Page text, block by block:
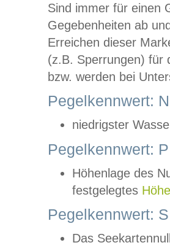
Sind immer für einen
Gegebenheiten ab
Erreichen dieser
(z.B. Sperrungen) für
bzw. werden bei
Pegelkennwert:
niedrigster
Pegelkennwert:
Höhenlage des
festgelegtes
Pegelkennwert:
Das